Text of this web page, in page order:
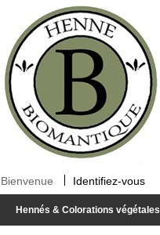
Bienvenue Identifiez-vous
Hennés & Colorations végétales